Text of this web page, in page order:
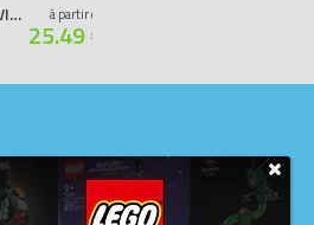
LE SNACK DU CENTRE-VILLE à partir de
25.49 €